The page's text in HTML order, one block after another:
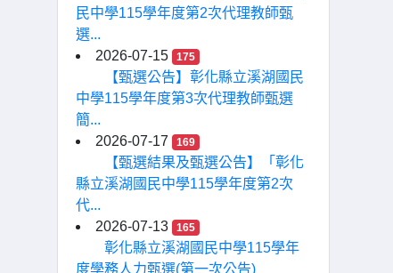
民中學115學年度第2次代理教師甄
選...
2026-07-15
175
【甄選公告】彰化縣立溪湖國民
中學115學年度第3次代理教師甄選
簡...
2026-07-17
169
【甄選結果及甄選公告】「彰化
縣立溪湖國民中學115學年度第2次
代...
2026-07-13
165
彰化縣立溪湖國民中學115學年
度學務人力甄選(第一次公告)